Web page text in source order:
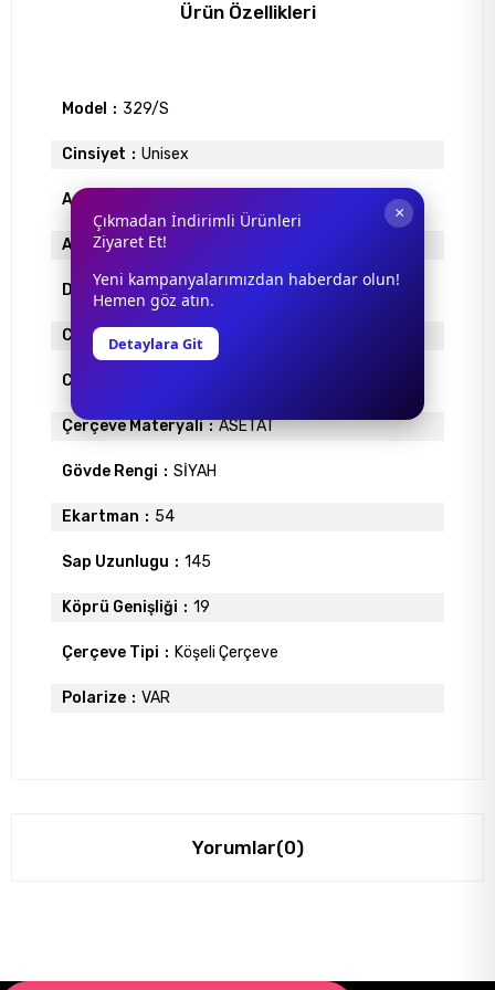
Ürün Özellikleri
Model 329/S
Cinsiyet Unisex
Antrefle Kaplama
Ayna YOK
Degrade YOK
Cam Materyali ORGANİK
Cam Rengi
Çerçeve Materyali ASETAT
Gövde Rengi SİYAH
Ekartman 54
Sap Uzunlugu 145
Köprü Genişliği 19
Çerçeve Tipi Köşeli Çerçeve
Polarize VAR
Yorumlar(0)
×
Çıkmadan İndirimli Ürünleri
Ziyaret Et!
Yeni kampanyalarımızdan haberdar olun!
Hemen göz atın.
Detaylara Git